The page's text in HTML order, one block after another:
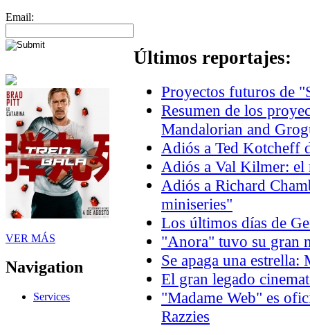
Email:
VER MÁS
Navigation
Services
Últimos reportajes:
Proyectos futuros de
Resumen de los
Mandalorian and
Adiós a Ted Kotcheff
Adiós a Val Kilmer: el
Adiós a Richard
miniseries"
Los últimos días de
"Anora" tuvo su gran
Se apaga una
El gran legado
"Madame Web" es
Razzies